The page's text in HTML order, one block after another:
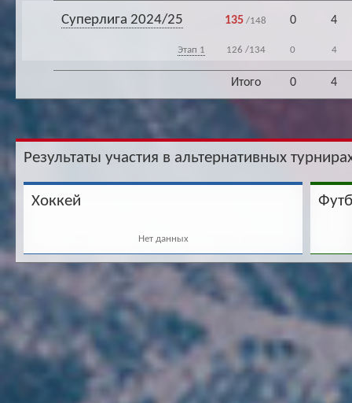
Суперлига 2024/25 135 /148 0 4
Этап 1 126 /134 0 4
Итого 0 4
Результаты участия в альтернативных
Хоккей
Нет данных